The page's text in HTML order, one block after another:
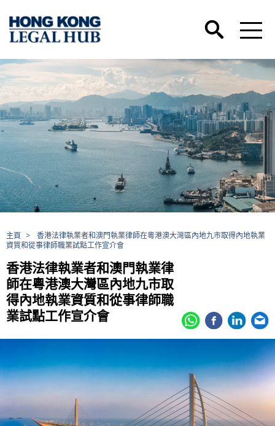
主頁 >
香港法律執業者和澳門執業律師在粵港澳大灣區內地九市取得內地執業
資質和從事律師職業試點工作宣介會
香港法律執業者和澳門執業律
師在粵港澳大灣區內地九市取
得內地執業資質和從事律師職
業試點工作宣介會